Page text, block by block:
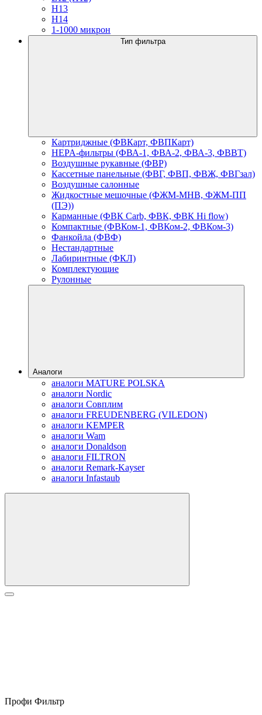
H13
H14
1-1000 микрон
Тип фильтра
Картриджные (ФВКарт, ФВПКарт)
HEPA-фильтры (ФВА-1, ФВА-2, ФВА-3, ФВВТ)
Воздушные рукавные (ФВР)
Кассетные панельные (ФВГ, ФВП, ФВЖ, ФВГзал)
Воздушные салонные
Жидкостные мешочные (ФЖМ-МНВ, ФЖМ-ПП
(ПЭ))
Карманные (ФВК Carb, ФВК, ФВК Hi flow)
Компактные (ФВКом-1, ФВКом-2, ФВКом-3)
Фанкойла (ФВФ)
Нестандартные
Лабиринтные (ФКЛ)
Комплектующие
Рулонные
Аналоги
аналоги MATURE POLSKA
аналоги Nordic
аналоги Совплим
аналоги FREUDENBERG (VILEDON)
аналоги KEMPER
аналоги Wam
аналоги Donaldson
аналоги FILTRON
аналоги Remark-Kayser
аналоги Infastaub
Профи Фильтр